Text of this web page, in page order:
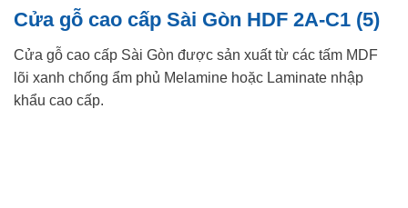
Cửa gỗ cao cấp Sài Gòn HDF 2A-C1 (5)
Cửa gỗ cao cấp Sài Gòn được sản xuất từ các tấm MDF
lõi xanh chống ẩm phủ Melamine hoặc Laminate nhập
khẩu cao cấp.